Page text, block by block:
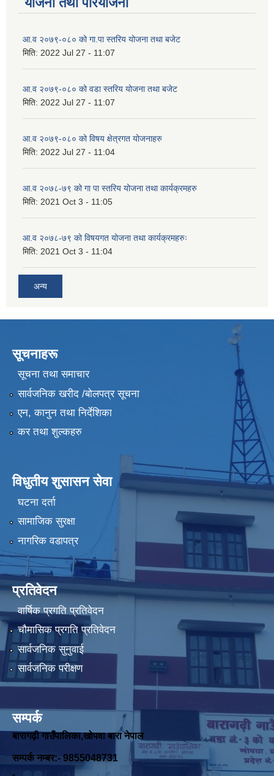
आ.व २०७९-०८० को गा.पा स्तरिय योजना तथा बजेट
मिति: 2022 Jul 27 - 11:07
आ.व २०७९-०८० को वडा स्तरिय योजना तथा बजेट
मिति: 2022 Jul 27 - 11:07
आ.व २०७९-०८० को विषय क्षेत्रगत योजनाहरु
मिति: 2022 Jul 27 - 11:04
आ.व २०७८-७९ को गा पा स्तरिय योजना तथा कार्यक्रमहरु
मिति: 2021 Oct 3 - 11:05
आ.व २०७८-७९ को विषयगत योजना तथा कार्यक्रमहरुः
मिति: 2021 Oct 3 - 11:04
अन्य
सूचनाहरू
सूचना तथा समाचार
सार्वजनिक खरीद /बोलपत्र सूचना
एन, कानुन तथा निर्देशिका
कर तथा शुल्कहरु
विधुतीय शुसासन सेवा
घटना दर्ता
सामाजिक सुरक्षा
नागरिक वडापत्र
प्रतिवेदन
वार्षिक प्रगति प्रतिवेदन
चौमासिक प्रगति प्रतिवेदन
सार्वजनिक सुनुवाई
सार्वजनिक परीक्षण
सम्पर्क
बारागढ़ी गाउँपालिका,खोपवा बारा नेपाल
सम्पर्क नम्बर:- 9855048731